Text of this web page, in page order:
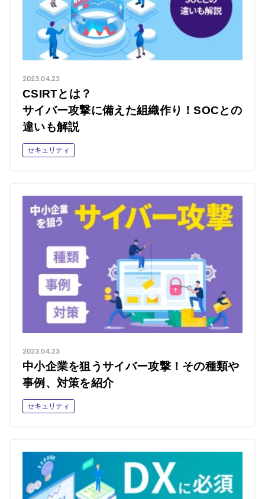
2023.04.23
CSIRTとは？
サイバー攻撃に備えた組織作り！SOCとの
違いも解説
セキュリティ
2023.04.23
中小企業を狙うサイバー攻撃！その種類や
事例、対策を紹介
セキュリティ